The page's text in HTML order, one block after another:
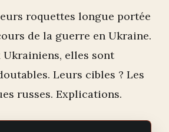
roquettes longue portée
de la guerre en Ukraine.
Ukrainiens, elles sont
Leurs cibles ? Les
russes. Explications.